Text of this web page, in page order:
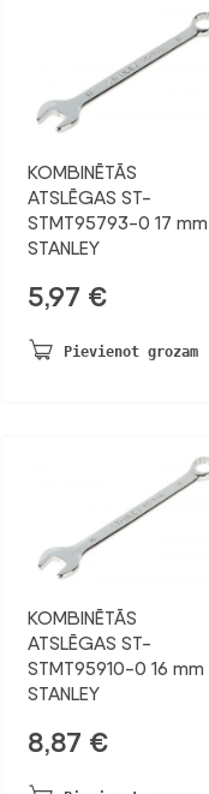
KOMBINĒTĀS
ATSLĒGAS ST-
STMT95793-0 17 mm
STANLEY
5,97 €
Pievienot grozam
KOMBINĒTĀS
ATSLĒGAS ST-
STMT95910-0 16 mm
STANLEY
8,87 €